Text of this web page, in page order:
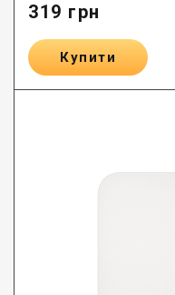
319 грн
Купити